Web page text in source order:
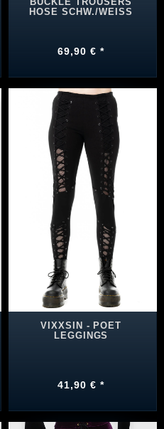
HOSE SCHW./WEISS
69,90 € *
VIXXSIN - POET
LEGGINGS
41,90 € *